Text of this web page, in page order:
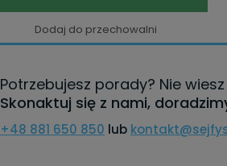
Dodaj do przechowalni
Potrzebujesz porady? Nie
Skonaktuj się z nami,
+48 881 650 850 lub